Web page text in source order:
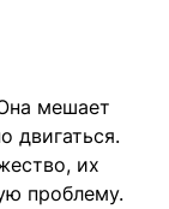
мешает
двигаться.
их
проблему.